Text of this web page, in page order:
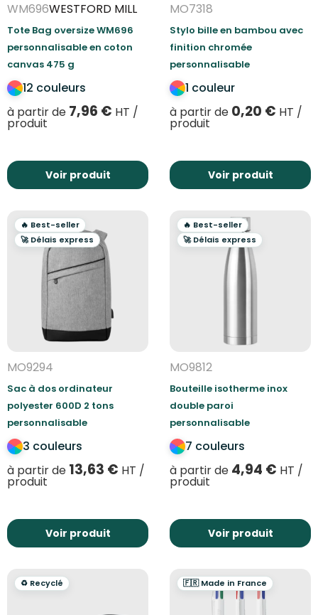
WM696WESTFORD MILL
Tote Bag oversize WM696
personnalisable en coton
canvas 475 g
12 couleurs
à partir de 7,96 € HT /
produit
Voir produit
MO7318
Stylo bille en bambou avec
finition chromée
personnalisable
1 couleur
à partir de 0,20 € HT /
produit
Voir produit
🔥 Best-seller
🚀 Délais express
MO9294
Sac à dos ordinateur
polyester 600D 2 tons
personnalisable
3 couleurs
à partir de 13,63 € HT /
produit
Voir produit
🔥 Best-seller
🚀 Délais express
MO9812
Bouteille isotherme inox
double paroi
personnalisable
7 couleurs
à partir de 4,94 € HT /
produit
Voir produit
♻️ Recyclé 🇫🇷 Made in France